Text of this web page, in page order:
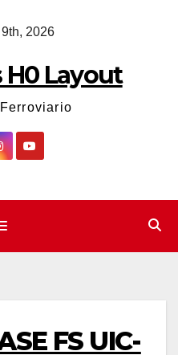
2026
Layout
FS UIC-